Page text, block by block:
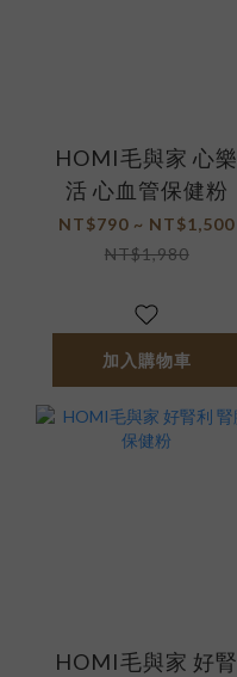
HOMI毛與家 心樂
活 心血管保健粉
NT$790 ~ NT$1,500
NT$1,980
加入購物車
HOMI毛與家 好腎